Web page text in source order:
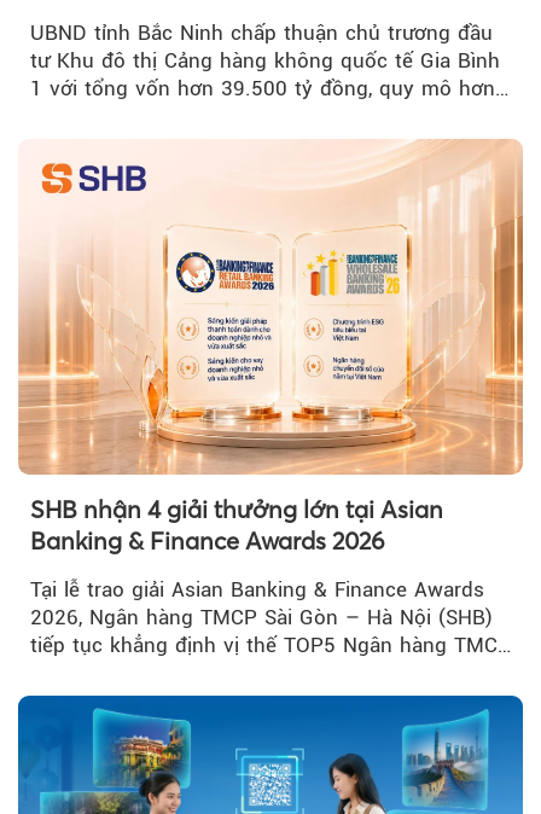
UBND tỉnh Bắc Ninh chấp thuận chủ trương đầu
tư Khu đô thị Cảng hàng không quốc tế Gia Bình
1 với tổng vốn hơn 39.500 tỷ đồng, quy mô hơn
SHB nhận 4 giải thưởng lớn tại Asian
Banking & Finance Awards 2026
Tại lễ trao giải Asian Banking & Finance Awards
2026, Ngân hàng TMCP Sài Gòn – Hà Nội (SHB)
tiếp tục khẳng định vị thế TOP5 Ngân hàng TMCP